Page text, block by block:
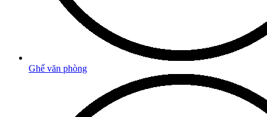
Ghế văn phòng